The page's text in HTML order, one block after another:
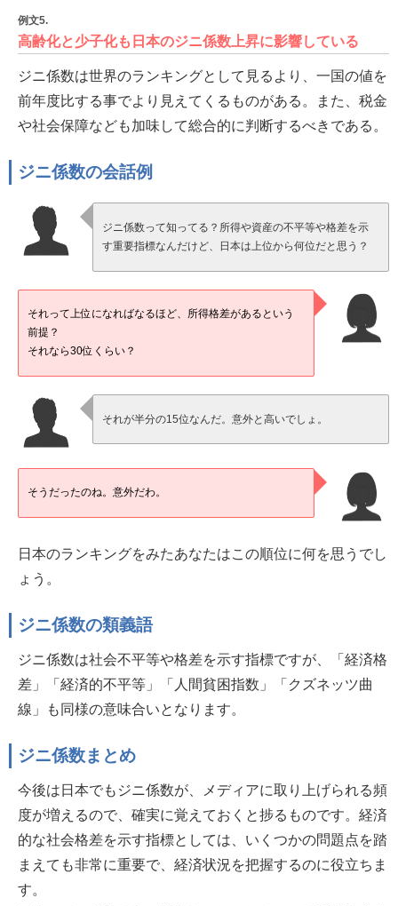
例文5.
高齢化と少子化も日本のジニ係数上昇に影響している
ジニ係数は世界のランキングとして見るより、一国の値を
前年度比する事でより見えてくるものがある。また、税金
や社会保障なども加味して総合的に判断するべきである。
ジニ係数の会話例
ジニ係数って知ってる？所得や資産の不平等や格差を示
す重要指標なんだけど、日本は上位から何位だと思う？
それって上位になればなるほど、所得格差があるという
前提？
それなら30位くらい？
それが半分の15位なんだ。意外と高いでしょ。
そうだったのね。意外だわ。
日本のランキングをみたあなたはこの順位に何を思うでし
ょう。
ジニ係数の類義語
ジニ係数は社会不平等や格差を示す指標ですが、「経済格
差」「経済的不平等」「人間貧困指数」「クズネッツ曲
線」も同様の意味合いとなります。
ジニ係数まとめ
今後は日本でもジニ係数が、メディアに取り上げられる頻
度が増えるので、確実に覚えておくと捗るものです。経済
的な社会格差を示す指標としては、いくつかの問題点を踏
まえても非常に重要で、経済状況を把握するのに役立ちま
す。